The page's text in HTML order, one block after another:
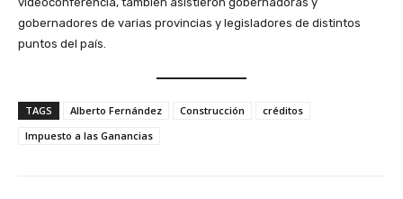
gobernadores de varias provincias y legisladores de distintos
puntos del país.
TAGS Alberto Fernández Construcción
créditos
Impuesto a las Ganancias